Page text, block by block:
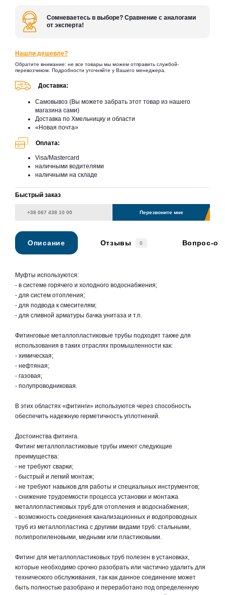
Сомневаетесь в выборе? Сравнение с аналогами
от эксперта!
Нашли дешевле?
Обратите внимание: не все товары мы можем отправить службой-
перевозчиком. Подробности уточняйте у Вашего менеджера.
Доставка:
Самовывоз (Вы можете забрать этот товар из нашего
магазина сами)
Доставка по Хмельницку и области
«Новая почта»
Оплата:
Visa/Mastercard
наличными водителями
наличными на складе
Быстрый заказ
Перезвоните мне
Описание Отзывы 0 Вопрос-
Муфты используются:
- в системе горячего и холодного водоснабжения;
- для систем отопления;
- для подвода к смесителям;
- для сливной арматуры бачка унитаза и т.п.
Фитинговые металлопластиковые трубы подходят также для
использования в таких отраслях промышленности как:
- химическая;
- нефтяная;
- газовая;
- полупроводниковая.
В этих областях «фитинги» используются через способность
обеспечить надежную герметичность уплотнений.
Достоинства фитинга.
Фитинг металлопластиковые трубы имеют следующие
преимущества:
- не требуют сварки;
- быстрый и легкий монтаж;
- не требуют навыков для работы и специальных инструментов;
- снижение трудоемкости процесса установки и монтажа
металлопластиковых труб для отопления и водоснабжения;
- возможность соединения канализационных и водопроводных
труб из металлопластика с другими видами труб: стальными,
полипропиленовыми, медными или пластиковыми.
Фитинг для металлопластиковых труб полезен в установках,
которые необходимо срочно разобрать или частично удалить для
технического обслуживания, так как данное соединение может
быть полностью разобрано и переработано под определенную